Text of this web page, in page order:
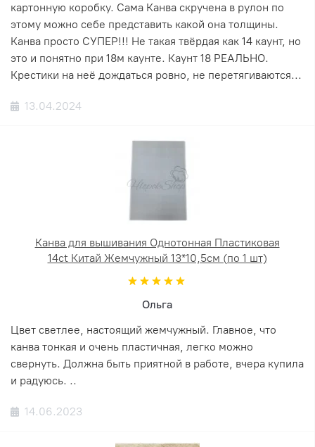
картонную коробку. Сама Канва скручена в рулон по
этому можно себе представить какой она толщины.
Канва просто СУПЕР!!! Не такая твёрдая как 14 каунт, но
это и понятно при 18м каунте. Каунт 18 РЕАЛЬНО.
Крестики на неё дождаться ровно, не перетягиваются...
13.04.2024
Канва для вышивания Однотонная Пластиковая
14ct Китай Жемчужный 13*10,5см (по 1 шт)
Ольга
Цвет светлее, настоящий жемчужный. Главное, что
канва тонкая и очень пластичная, легко можно
свернуть. Должна быть приятной в работе, вчера купила
и радуюсь. ..
14.06.2023